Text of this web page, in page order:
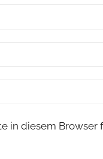
in diesem